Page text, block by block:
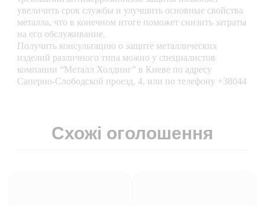
увеличить срок службы и улучшить основные свойства
металла, что в конечном итоге поможет снизить затраты
на его обслуживание.
Получить консультацию о защите металлических
изделий различного типа можно у специалистов
компании “Металл Холдинг” в Киеве по адресу
Саперно-Слободской проезд, 4, или по телефону +38044
Схожі оголошення